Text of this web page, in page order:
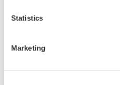
Statistics
Marketing
Dit pakket maakt het
onderhouden van fabrieken
verbindings-, bereik-,